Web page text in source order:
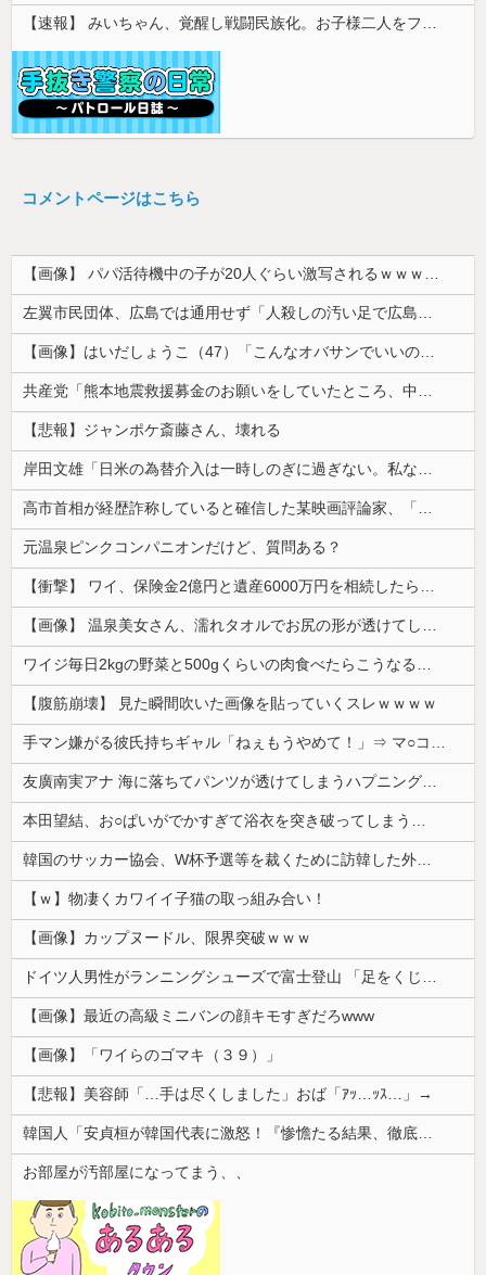
コメントページはこちら
【画像】 パパ活待機中の子が20人ぐらい激写されるｗｗｗｗｗｗｗｗｗｗｗ
左翼市民団体、広島では通用せず「人殺しの汚い足で広島の土を踏むな！」→広島県民「お前らの方が汚いんじゃ！」「ワシらが広島県民じゃ」
【画像】はいだしょうこ（47）「こんなオバサンでいいの…？」
共産党「熊本地震救援募金のお願いをしていたところ、中指を立てられました。中指がメガネに当たり、危うく怪我をするところでした」
【悲報】ジャンポケ斎藤さん、壊れる
岸田文雄「日米の為替介入は一時しのぎに過ぎない。私なら円を強くすることが出来る」
高市首相が経歴詐称していると確信した某映画評論家、「上級公務員試験に合格とは書いてないんですが…」とツッコミを受けまくり……
元温泉ピンクコンパニオンだけど、質問ある？
【衝撃】 ワイ、保険金2億円と遺産6000万円を相続したら「こう」なった・・・
【画像】 温泉美女さん、濡れタオルでお尻の形が透けてしまう
ワイジ毎日2kgの野菜と500gくらいの肉食べたらこうなるｗｗｗ
【腹筋崩壊】 見た瞬間吹いた画像を貼っていくスレｗｗｗｗ
手マン嫌がる彼氏持ちギャル「ねぇもうやめて！」⇒ マ○コは正直だった結果…
友廣南実アナ 海に落ちてパンツが透けてしまうハプニング！！【GIF動画あり】
本田望結、お○ぱいがでかすぎて浴衣を突き破ってしまう…
韓国のサッカー協会、W杯予選等を裁くために訪韓した外国人審判を「性接待」していた……大して強くもないチームが潤沢な予算を持ってりゃそうなるわな
【ｗ】物凄くカワイイ子猫の取っ組み合い！
【画像】カップヌードル、限界突破ｗｗｗ
ドイツ人男性がランニングシューズで富士登山 「足をくじいて動けない」
【画像】最近の高級ミニバンの顔キモすぎだろwww
【画像】「ワイらのゴマキ（３９）」
【悲報】美容師「…手は尽くしました」おば「ｱｯ…ｯｽ…」→
韓国人「安貞桓が韓国代表に激怒！『惨憺たる結果、徹底的な刷新が必要だ』と監督や協会を痛烈批判」
お部屋が汚部屋になってまう、、